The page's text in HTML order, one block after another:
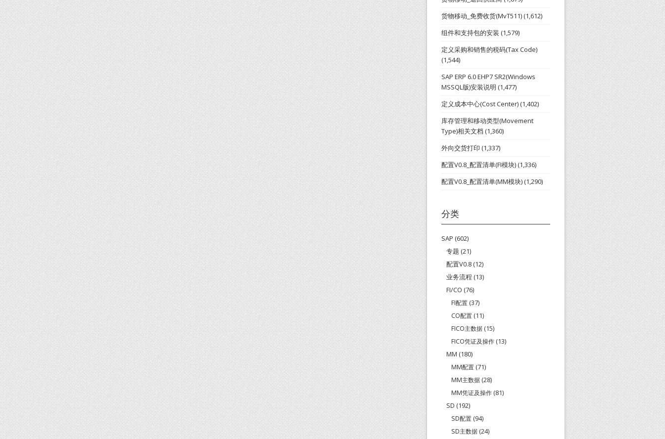
货物移动_免费收货(MvT511)(1,612)
组件和支持包的安装 (1,579)
定义采购和销售的税码(Tax Code)
(1,544)
SAP ERP 6.0 EHP7 SR2(Windows
MSSQL版)安装说明 (1,477)
定义成本中心(Cost Center)(1,402)
库存管理和移动类型(Movement
Type)相关文档 (1,360)
外向交货打印 (1,337)
配置V0.8_配置清单(FI模块)(1,336)
配置V0.8_配置清单(MM模块)(1,290)
分类
SAP (602)
专题 (21)
配置V0.8 (12)
业务流程 (13)
FI/CO (76)
FI配置 (37)
CO配置 (11)
FICO主数据 (15)
FICO凭证及操作 (13)
MM (180)
MM配置 (71)
MM主数据 (28)
MM凭证及操作 (81)
SD (192)
SD配置 (94)
SD主数据 (24)